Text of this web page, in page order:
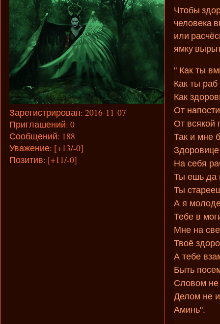
Зарегистрирован: 2016-11-07
Приглашений: 0
Сообщений: 188
Уважение: [+13/-0]
Позитив: [+11/-0]
Чтобы
человека
или
ямку
" Как ты
Как ты
Как
От
От всякой
Так и мне
На себя
Ты ешь да
Ты
А я
Тебе в
Мне на
Твоё
А тебе
Быть
Словом не
Делом не
Аминь".